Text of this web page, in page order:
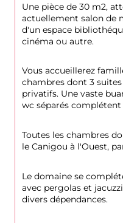
Une pièce de 30 m2,
actuellement salon de
d'un espace
cinéma ou autre.
Vous accueillerez
chambres dont 3
privatifs. Une vaste
wc séparés
Toutes les chambres
le Canigou à l'Ouest,
Le domaine se
avec pergolas et
divers dépendances.